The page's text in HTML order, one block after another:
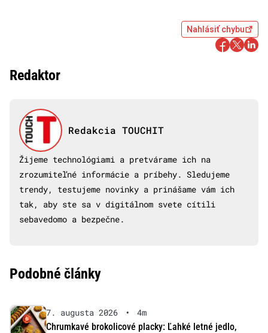
Nahlásiť chybu
Redaktor
Redakcia TOUCHIT
Žijeme technológiami a pretvárame ich na
zrozumiteľné informácie a príbehy. Sledujeme
trendy, testujeme novinky a prinášame vám ich
tak, aby ste sa v digitálnom svete cítili
sebavedomo a bezpečne.
Podobné články
7. augusta 2026 •
4m
Chrumkavé brokolicové placky: Ľahké letné jedlo,